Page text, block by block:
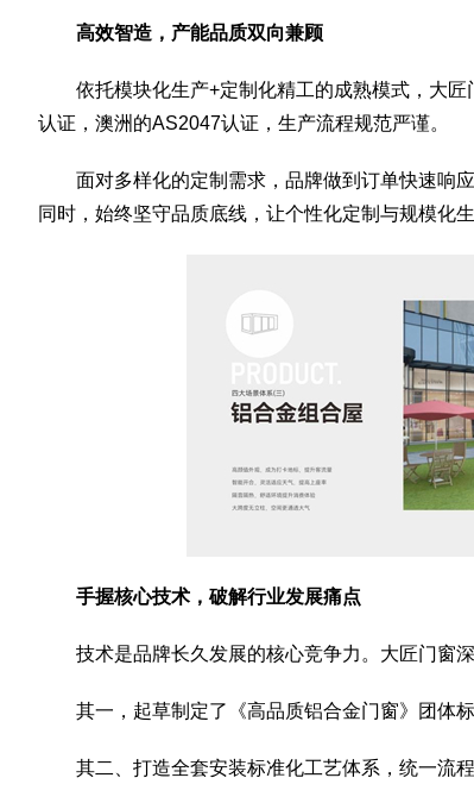
高效智造，产能品质双向兼顾
依托模块化生产+定制化精工的成熟模式，大
认证，澳洲的AS2047认证，生产流程规范严谨。
面对多样化的定制需求，品牌做到订单快速响
同时，始终坚守品质底线，让个性化定制与规模化
手握核心技术，破解行业发展痛点
技术是品牌长久发展的核心竞争力。大匠门窗
其一，起草制定了《高品质铝合金门窗》团体标
其二、打造全套安装标准化工艺体系，统一流